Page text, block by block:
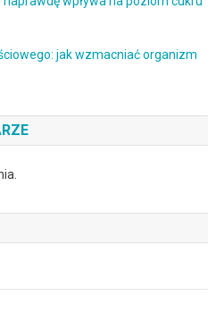
jak wzmacniać organizm